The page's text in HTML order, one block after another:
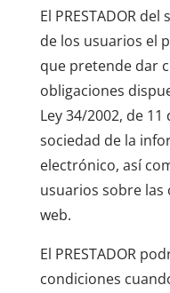
El PRESTADOR
de los usuarios el
que pretende dar
obligaciones
Ley 34/2002, de
sociedad de la
electrónico, así
usuarios sobre las
web.
El PRESTADOR
condiciones